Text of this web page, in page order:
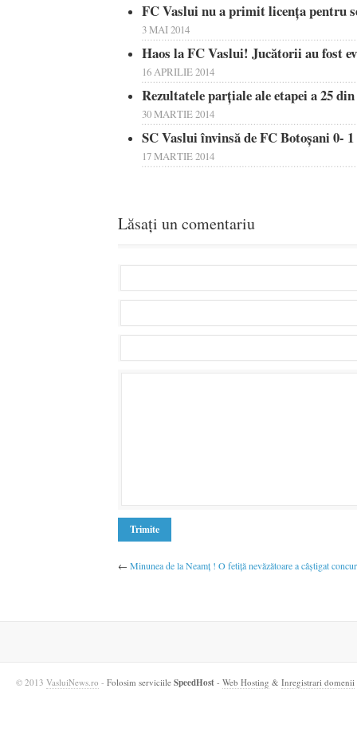
FC Vaslui nu a primit licenţa pentru
3 MAI 2014
Haos la FC Vaslui! Jucătorii au fost
16 APRILIE 2014
Rezultatele parţiale ale etapei a 25
30 MARTIE 2014
SC Vaslui învinsă de FC Botoşani 0- 1
17 MARTIE 2014
Lăsați un comentariu
← Minunea de la Neamţ ! O fetiţă nevăzătoare a câştigat
© 2013 VasluiNews.ro - Folosim serviciile SpeedHost - Web Hosting & Inregistrari domenii